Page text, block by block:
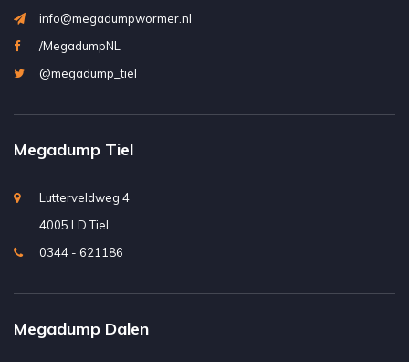
info@megadumpwormer.nl
/MegadumpNL
@megadump_tiel
Megadump Tiel
Lutterveldweg 4
4005 LD Tiel
0344 - 621186
Megadump Dalen